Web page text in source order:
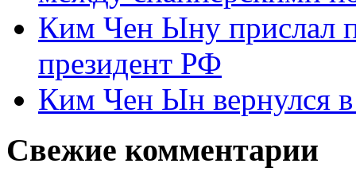
Ким Чен Ыну прислал
президент РФ
Ким Чен Ын вернулся
Свежие комментарии